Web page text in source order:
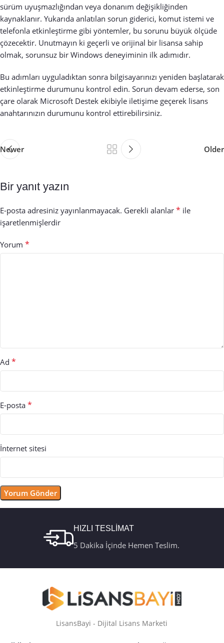
sürüm uyuşmazlığından veya donanım değişikliğinden
kaynaklanır. Yukarıda anlatılan sorun giderici, komut istemi ve
telefonla etkinleştirme gibi yöntemler, bu sorunu büyük ölçüde
çözecektir. Unutmayın ki geçerli ve orijinal bir lisansa sahip
olmak, sorunsuz bir Windows deneyiminin ilk adımıdır.
Bu adımları uyguladıktan sonra bilgisayarınızı yeniden başlatarak
etkinleştirme durumunu kontrol edin. Sorun devam ederse, son
çare olarak Microsoft Destek ekibiyle iletişime geçerek lisans
anahtarınızın durumunu kontrol ettirebilirsiniz.
Newer Older
Bir yanıt yazın
E-posta adresiniz yayınlanmayacak. Gerekli alanlar * ile
işaretlenmişlerdir
Yorum *
Ad *
E-posta *
İnternet sitesi
HIZLI TESLİMAT
5 Dakika İçinde Hemen Teslim.
LisansBayi - Dijital Lisans Marketi